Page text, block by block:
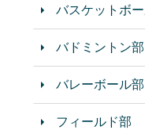
バスケットボ
バドミントン部
バレーボール部
フィールド部